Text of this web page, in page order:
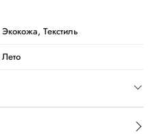
Экокожа, Текстиль
Лето